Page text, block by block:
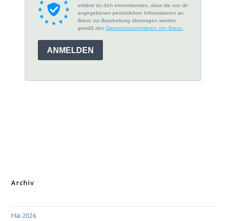
Archiv
Mai 2026